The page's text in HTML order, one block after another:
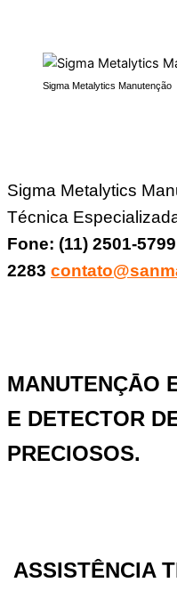
Sigma Metalytics Manutenção
Sigma Metalytics
Técnica
Fone: (11) 2501-
2283
MANUTENÇĀO
E DETECTOR
PRECIOSOS.
ASSISTÊNCIA